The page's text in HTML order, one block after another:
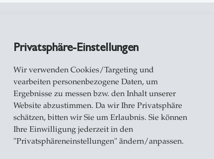
Privatsphäre-Einstellungen
Wir verwenden Cookies/Targeting und
vearbeiten personenbezogene Daten, um
Ergebnisse zu messen bzw. den Inhalt unserer
Website abzustimmen. Da wir Ihre Privatsphäre
schätzen, bitten wir Sie um Erlaubnis. Sie können
Ihre Einwilligung jederzeit in den
"Privatsphäreneinstellungen" ändern/anpassen.
Diesen Inhalt aktivieren
Inhalt erfordert Bestätigung